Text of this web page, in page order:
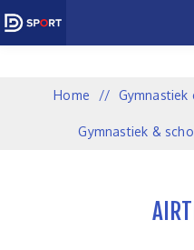
Home / Gymnastiek
Gymnastiek &